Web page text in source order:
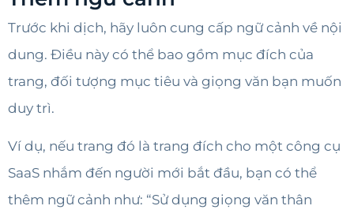
Trước khi dịch, hãy luôn cung cấp ngữ cảnh về nội
dung. Điều này có thể bao gồm mục đích của
trang, đối tượng mục tiêu và giọng văn bạn muốn
duy trì.
Ví dụ, nếu trang đó là trang đích cho một công cụ
SaaS nhắm đến người mới bắt đầu, bạn có thể
thêm ngữ cảnh như: “Sử dụng giọng văn thân